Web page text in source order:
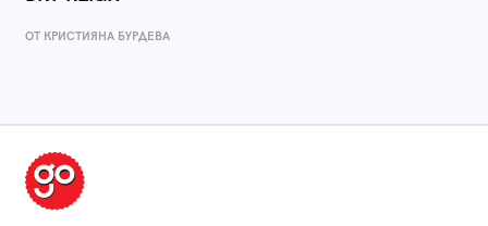
ОТ КРИСТИЯНА БУРДЕВА